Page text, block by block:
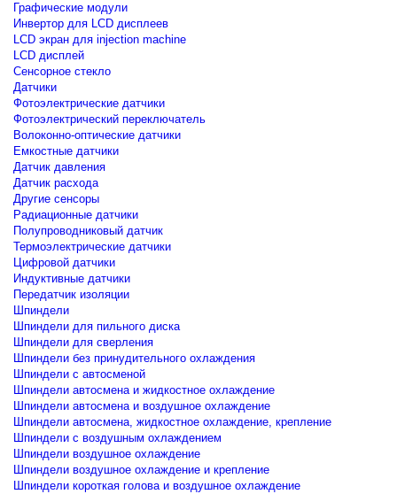
Графические модули
Инвертор для LCD дисплеев
LCD экран для injection machine
LCD дисплей
Сенсорное стекло
Датчики
Фотоэлектрические датчики
Фотоэлектрический переключатель
Волоконно-оптические датчики
Емкостные датчики
Датчик давления
Датчик расхода
Другие сенсоры
Радиационные датчики
Полупроводниковый датчик
Термоэлектрические датчики
Цифровой датчики
Индуктивные датчики
Передатчик изоляции
Шпиндели
Шпиндели для пильного диска
Шпиндели для сверления
Шпиндели без принудительного охлаждения
Шпиндели с автосменой
Шпиндели автосмена и жидкостное охлаждение
Шпиндели автосмена и воздушное охлаждение
Шпиндели автосмена, жидкостное охлаждение, крепление
Шпиндели с воздушным охлаждением
Шпиндели воздушное охлаждение
Шпиндели воздушное охлаждение и крепление
Шпиндели короткая голова и воздушное охлаждение